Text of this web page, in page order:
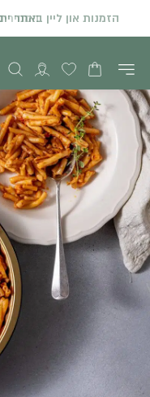
הזמנות און ליין באתר